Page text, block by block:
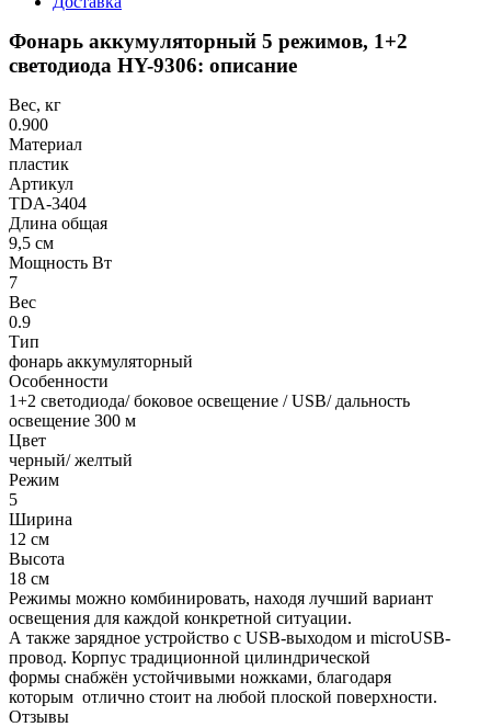
Фонарь аккумуляторный 5 режимов, 1+2
светодиода HY-9306: описание
Вес, кг
0.900
Материал
пластик
Артикул
TDA-3404
Длина общая
9,5 см
Мощность Вт
7
Вес
0.9
Тип
фонарь аккумуляторный
Особенности
1+2 светодиода/ боковое освещение / USB/ дальность
освещение 300 м
Цвет
черный/ желтый
Режим
5
Ширина
12 см
Высота
18 см
Режимы можно комбинировать, находя лучший вариант
освещения для каждой конкретной ситуации.
А также зарядное устройство с USB-выходом и microUSB-
провод. Корпус традиционной цилиндрической
формы снабжён устойчивыми ножками, благодаря
которым отлично стоит на любой плоской поверхности.
Отзывы